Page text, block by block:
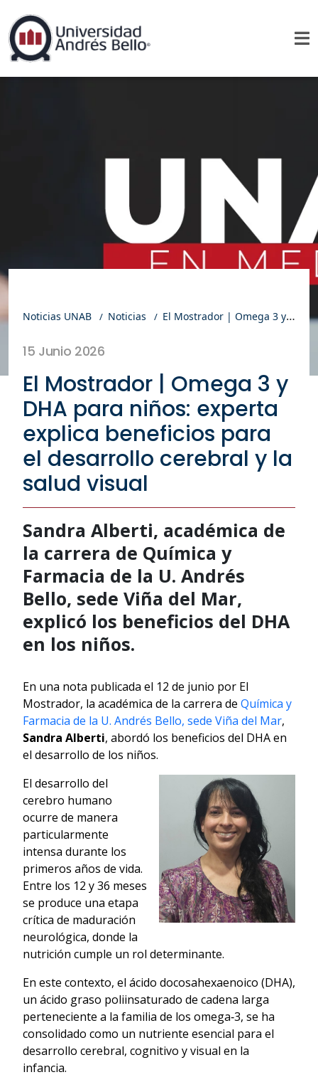
Noticias UNAB Noticias El Mostrador | Omega 3 y DHA para niños: experta explica beneficios para el desarrollo cerebral y la salud visual
15 Junio 2026
El Mostrador | Omega 3 y
DHA para niños: experta
explica beneficios para
el desarrollo cerebral y la
salud visual
Sandra Alberti, académica de
la carrera de Química y
Farmacia de la U. Andrés
Bello, sede Viña del Mar,
explicó los beneficios del DHA
en los niños.
En una nota publicada el 12 de junio por El
Mostrador, la académica de la carrera de Química y
Farmacia de la U. Andrés Bello, sede Viña del Mar,
Sandra Alberti, abordó los beneficios del DHA en
el desarrollo de los niños.
El desarrollo del
cerebro humano
ocurre de manera
particularmente
intensa durante los
primeros años de vida.
Entre los 12 y 36 meses
se produce una etapa
crítica de maduración
neurológica, donde la
nutrición cumple un rol determinante.
En este contexto, el ácido docosahexaenoico (DHA),
un ácido graso poliinsaturado de cadena larga
perteneciente a la familia de los omega‑3, se ha
consolidado como un nutriente esencial para el
desarrollo cerebral, cognitivo y visual en la
infancia.